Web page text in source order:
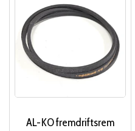
AL-KO fremdriftsrem